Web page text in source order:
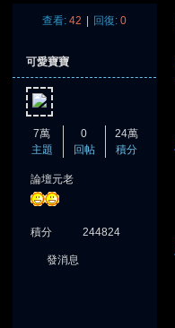
查看: 42 回復: 0
可愛寶寶
7萬
主題
0
回帖
24萬
積分
論壇元老
積分 244824
發消息